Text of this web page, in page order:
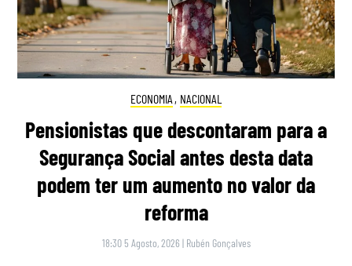
ECONOMIA , NACIONAL
Pensionistas que descontaram para a
Segurança Social antes desta data
podem ter um aumento no valor da
reforma
18:30 5 Agosto, 2026 | Rubén Gonçalves